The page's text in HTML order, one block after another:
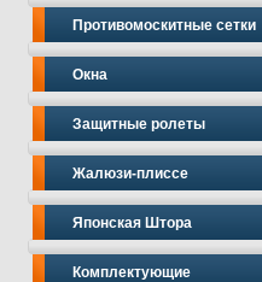
Противомоскитные сетки
Окна
Защитные ролеты
Жалюзи-плиссе
Японская Штора
Комплектующие